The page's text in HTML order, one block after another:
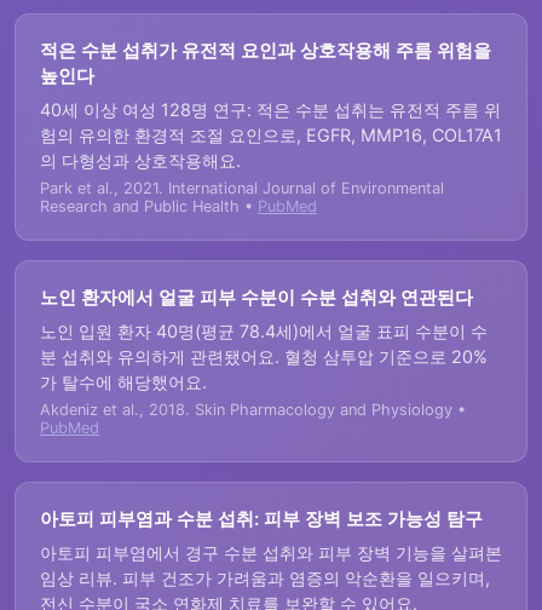
적은 수분 섭취가 유전적 요인과 상호작용해 주름 위험을
높인다
40세 이상 여성 128명 연구: 적은 수분 섭취는 유전적 주름 위
험의 유의한 환경적 조절 요인으로, EGFR, MMP16, COL17A1
의 다형성과 상호작용해요.
Park et al., 2021. International Journal of Environmental
Research and Public Health • PubMed
노인 환자에서 얼굴 피부 수분이 수분 섭취와 연관된다
노인 입원 환자 40명(평균 78.4세)에서 얼굴 표피 수분이 수
분 섭취와 유의하게 관련됐어요. 혈청 삼투압 기준으로 20%
가 탈수에 해당했어요.
Akdeniz et al., 2018. Skin Pharmacology and Physiology •
PubMed
아토피 피부염과 수분 섭취: 피부 장벽 보조 가능성 탐구
아토피 피부염에서 경구 수분 섭취와 피부 장벽 기능을 살펴본
임상 리뷰. 피부 건조가 가려움과 염증의 악순환을 일으키며,
전신 수분이 국소 연화제 치료를 보완할 수 있어요.